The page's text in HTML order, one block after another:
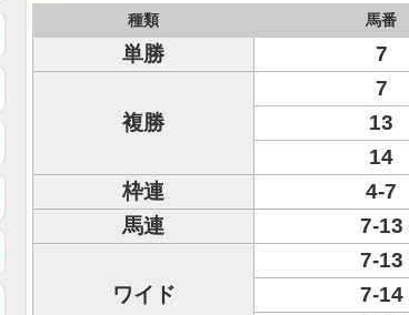
種類 馬番
単勝 7
複勝
7
13
14
枠連
4-7
馬連
7-13
ワイド
7-13
7-14